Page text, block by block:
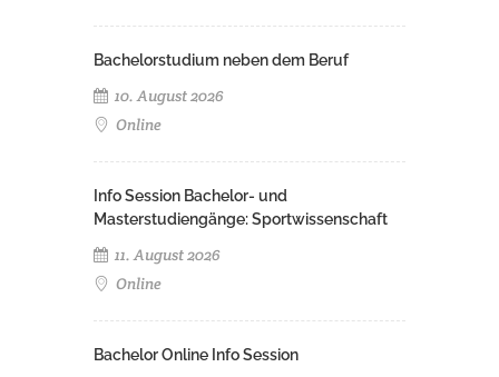
Bachelorstudium neben dem Beruf
10. August 2026
Online
Info Session Bachelor- und
Masterstudiengänge: Sportwissenschaft
11. August 2026
Online
Bachelor Online Info Session